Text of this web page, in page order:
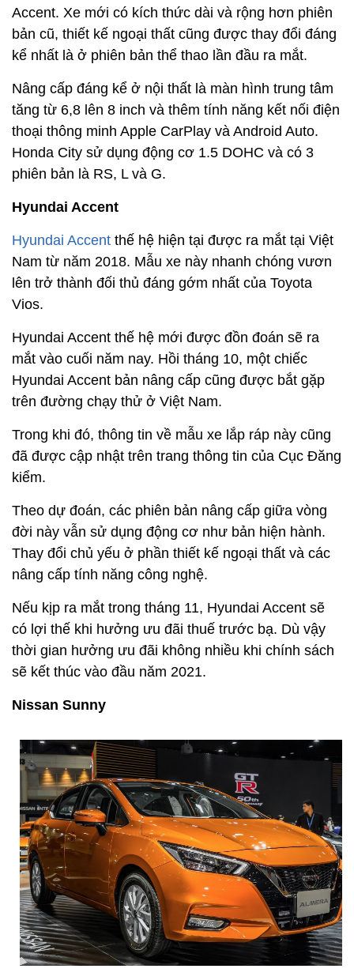
Accent. Xe mới có kích thức dài và rộng hơn phiên
bản cũ, thiết kế ngoại thất cũng được thay đổi đáng
kể nhất là ở phiên bản thể thao lần đầu ra mắt.
Nâng cấp đáng kể ở nội thất là màn hình trung tâm
tăng từ 6,8 lên 8 inch và thêm tính năng kết nối điện
thoại thông minh Apple CarPlay và Android Auto.
Honda City sử dụng động cơ 1.5 DOHC và có 3
phiên bản là RS, L và G.
Hyundai Accent
Hyundai Accent thế hệ hiện tại được ra mắt tại Việt
Nam từ năm 2018. Mẫu xe này nhanh chóng vươn
lên trở thành đối thủ đáng gớm nhất của Toyota
Vios.
Hyundai Accent thế hệ mới được đồn đoán sẽ ra
mắt vào cuối năm nay. Hồi tháng 10, một chiếc
Hyundai Accent bản nâng cấp cũng được bắt gặp
trên đường chạy thử ở Việt Nam.
Trong khi đó, thông tin về mẫu xe lắp ráp này cũng
đã được cập nhật trên trang thông tin của Cục Đăng
kiểm.
Theo dự đoán, các phiên bản nâng cấp giữa vòng
đời này vẫn sử dụng động cơ như bản hiện hành.
Thay đổi chủ yếu ở phần thiết kế ngoại thất và các
nâng cấp tính năng công nghệ.
Nếu kịp ra mắt trong tháng 11, Hyundai Accent sẽ
có lợi thế khi hưởng ưu đãi thuế trước bạ. Dù vậy
thời gian hưởng ưu đãi không nhiều khi chính sách
sẽ kết thúc vào đầu năm 2021.
Nissan Sunny